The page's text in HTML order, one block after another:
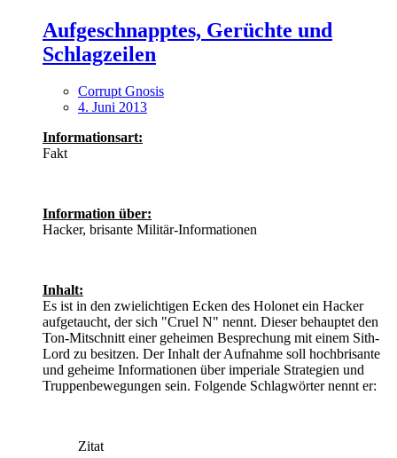
Aufgeschnapptes, Gerüchte und
Schlagzeilen
Corrupt Gnosis
4. Juni 2013
Informationsart:
Fakt
Information über:
Hacker, brisante Militär-Informationen
Inhalt:
Es ist in den zwielichtigen Ecken des Holonet ein Hacker
aufgetaucht, der sich "Cruel N" nennt. Dieser behauptet den
Ton-Mitschnitt einer geheimen Besprechung mit einem Sith-
Lord zu besitzen. Der Inhalt der Aufnahme soll hochbrisante
und geheime Informationen über imperiale Strategien und
Truppenbewegungen sein. Folgende Schlagwörter nennt er:
Zitat